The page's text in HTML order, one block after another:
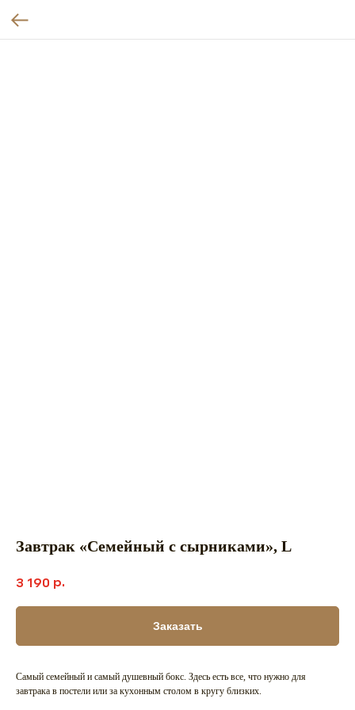
Завтрак «Семейный с сырниками», L
3 190 р.
Заказать
Самый семейный и самый душевный бокс. Здесь есть все, что нужно для
завтрака в постели или за кухонным столом в кругу близких.